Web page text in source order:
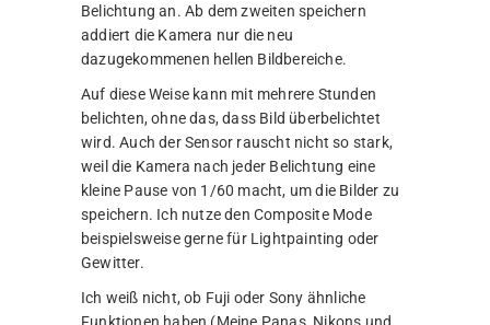
Belichtung an. Ab dem zweiten speichern
addiert die Kamera nur die neu
dazugekommenen hellen Bildbereiche.
Auf diese Weise kann mit mehrere Stunden
belichten, ohne das, dass Bild überbelichtet
wird. Auch der Sensor rauscht nicht so stark,
weil die Kamera nach jeder Belichtung eine
kleine Pause von 1/60 macht, um die Bilder zu
speichern. Ich nutze den Composite Mode
beispielsweise gerne für Lightpainting oder
Gewitter.
Ich weiß nicht, ob Fuji oder Sony ähnliche